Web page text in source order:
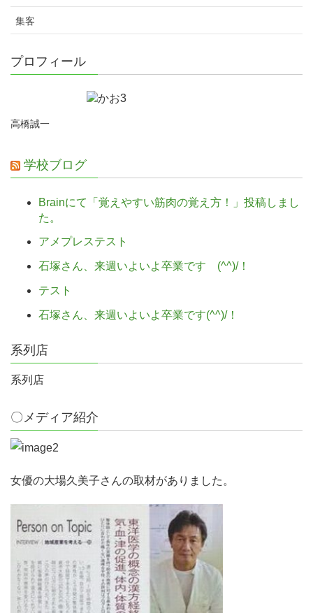
集客
プロフィール
高橋誠一
学校ブログ
Brainにて「覚えやすい筋肉の覚え方！」投稿しまし
た。
アメプレステスト
石塚さん、来週いよいよ卒業です (^^)/！
テスト
石塚さん、来週いよいよ卒業です(^^)/！
系列店
系列店
〇メディア紹介
女優の大場久美子さんの取材がありました。